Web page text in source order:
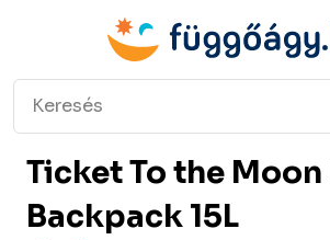
Ticket To the Moon
Backpack 15L